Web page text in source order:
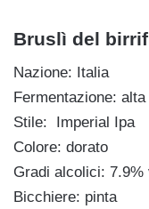
Bruslì del
Nazione: Italia
Fermentazione: alta
Stile: Imperial Ipa
Colore: dorato
Gradi alcolici: 7.9%
Bicchiere: pinta